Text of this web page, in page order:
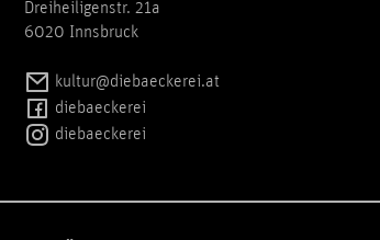
Dreiheiligenstr. 21a
6020 Innsbruck
kultur@diebaeckerei.at
diebaeckerei
diebaeckerei